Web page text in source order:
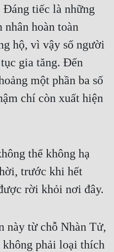
Đáng tiếc là những
nhân hoàn toàn
hộ, vì vậy số người
gia tăng. Đến
một phần ba số
chí còn xuất hiện
thể không hạ
trước khi hết
rời khỏi nơi đây.
này từ chỗ Nhàn Tử,
phải loại thích